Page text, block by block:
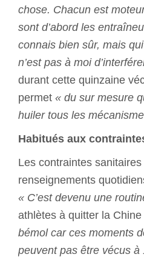
chose. Chacun est
sont d’abord les
connais bien sûr, mais
n’est pas à moi
durant cette quinzaine
permet « du sur mesure
huiler tous les
Habitués aux
Les contraintes
renseignements
« C’est devenu une
athlètes à quitter la
bémol car ces moments
peuvent pas être vécus à